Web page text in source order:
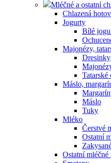
Mléčné a ostatní
Chlazená
Jogurty
Bílé
Majonézy,
Dresinky
Tatarské
Máslo,
Máslo
Tuky
Mléko
Čerstvé
Ostatní
Ostatní